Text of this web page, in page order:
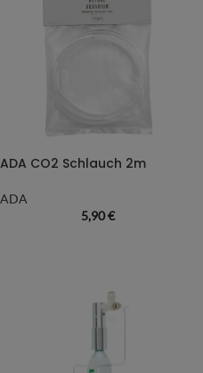
ADA CO2 Schlauch 2m
ADA
5,90€